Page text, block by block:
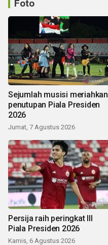
Foto
Sejumlah musisi meriahkan
penutupan Piala Presiden
2026
Jumat, 7 Agustus 2026
Persija raih peringkat III
Piala Presiden 2026
Kamis, 6 Agustus 2026